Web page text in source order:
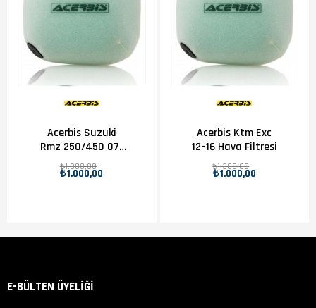
Acerbis Suzuki
Rmz 250/450 07-
18 Hava Filtresi
₺1.000,00
₺1.300,00
Acerbis Ktm Exc
12-16 Hava Filtresi
₺1.000,00
₺1.300,00
E-BÜLTEN ÜYELİĞİ